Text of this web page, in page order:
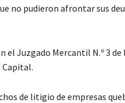
no pudieron afrontar sus
Juzgado Mercantil N.º 3 de
Capital.
de litigio de empresas